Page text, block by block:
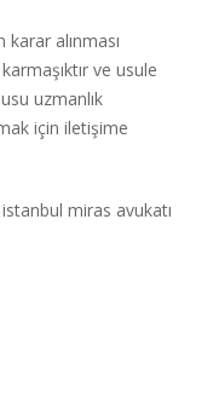
alınması
ve usule
uzmanlık
için iletişime
miras avukatı